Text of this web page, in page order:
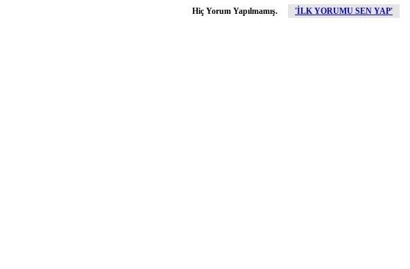
Hiç Yorum Yapılmamış. 'İLK YORUMU SEN YAP'